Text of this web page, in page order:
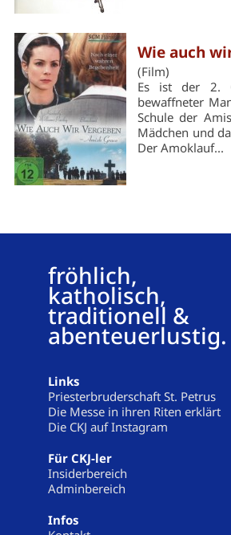
Wie auch
(Film)
Es ist der 2.
bewaffneter
Schule der
Mädchen und
Der Amoklauf...
fröhlich,
katholisch,
traditionell &
abenteuerlustig.
Links
Priesterbruderschaft St. Petrus
Die Messe in ihren Riten erklärt
Die CKJ auf Instagram
Für CKJ-ler
Insiderbereich
Adminbereich
Infos